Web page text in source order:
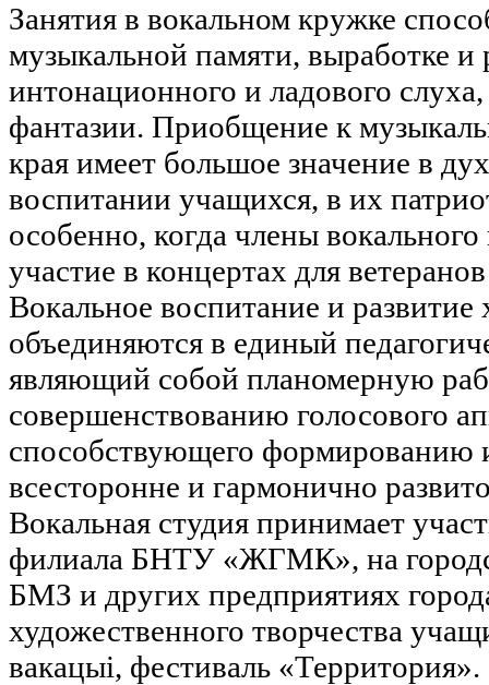
Занятия в вокальном кружке
музыкальной памяти, выработке и
интонационного и ладового
фантазии. Приобщение к
края имеет большое значение в
воспитании учащихся, в их
особенно, когда члены
участие в концертах для
Вокальное воспитание и
объединяются в единый
являющий собой планомерную
совершенствованию голосового
способствующего формированию
всесторонне и гармонично
Вокальная студия принимает
филиала БНТУ «ЖГМК», на
БМЗ и других предприятиях
художественного творчества
вакацыi, фестиваль «Территория».